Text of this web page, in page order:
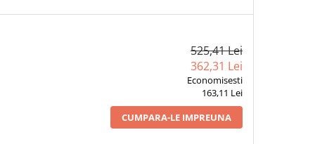
525,41 Lei
362,31 Lei
Economisesti
163,11 Lei
CUMPARA-LE IMPREUNA